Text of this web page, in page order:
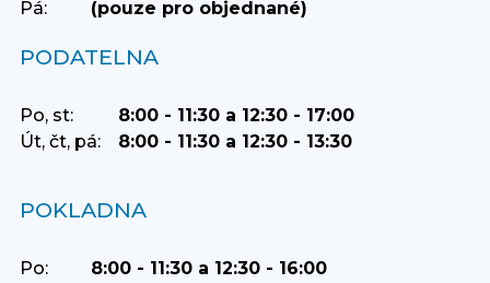
Pá:
(pouze pro objednané)
PODATELNA
Po, st:
8:00 - 11:30 a 12:30 - 17:00
Út, čt, pá:
8:00 - 11:30 a 12:30 - 13:30
POKLADNA
Po:
8:00 - 11:30 a 12:30 - 16:00